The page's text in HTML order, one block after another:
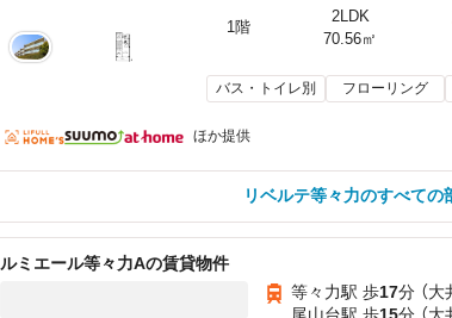
1階
2LDK
70.56㎡
バス・トイレ別 フローリング
ほか提供
リベルテ等々力のすべての
ルミエール等々力Aの賃貸物件
等々力駅 歩17分 （大
尾山台駅 歩15分 （大